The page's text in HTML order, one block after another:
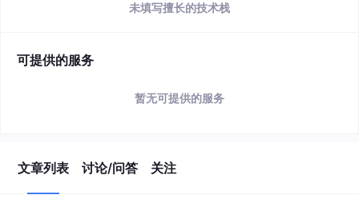
未填写擅长的技术栈
可提供的服务
暂无可提供的服务
文章列表 讨论/问答 关注